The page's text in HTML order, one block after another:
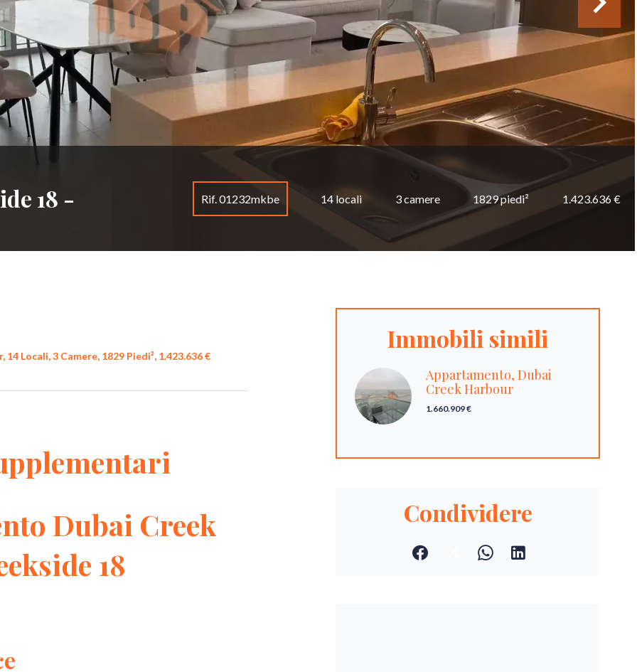
18 -
Rif. 01232mkbe 14 locali 3 camere 1829 piedi² 1.423.636 €
Locali, 3 Camere, 1829 Piedi², 1.423.636 €
Dubai Creek
18
Immobili simili
Appartamento, Dubai
Creek Harbour
1.660.909 €
Condividere